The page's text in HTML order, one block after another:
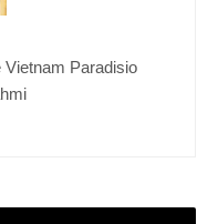
Paradisio